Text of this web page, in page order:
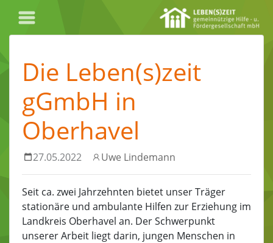
Die Leben(s)zeit
gGmbH in
Oberhavel
27.05.2022 Uwe Lindemann
Seit ca. zwei Jahrzehnten bietet unser Träger
stationäre und ambulante Hilfen zur Erziehung im
Landkreis Oberhavel an. Der Schwerpunkt
unserer Arbeit liegt darin, jungen Menschen in